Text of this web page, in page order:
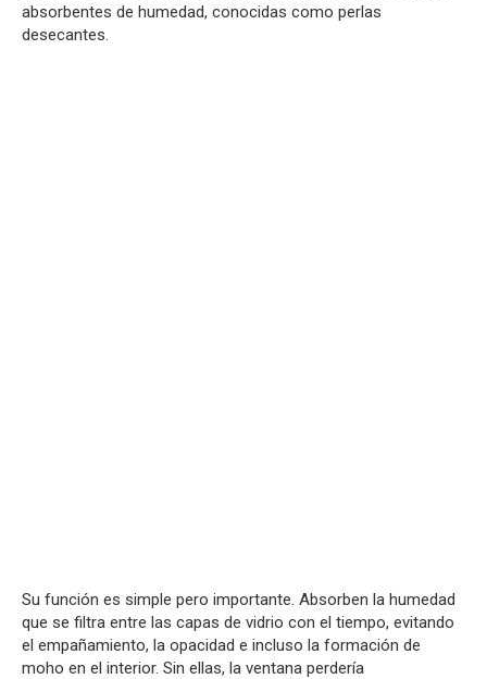
absorbentes de humedad, conocidas como perlas
desecantes.
Su función es simple pero importante. Absorben la humedad
que se filtra entre las capas de vidrio con el tiempo, evitando
el empañamiento, la opacidad e incluso la formación de
moho en el interior. Sin ellas, la ventana perdería